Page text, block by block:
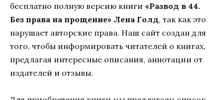
бесплатно полную версию книги «Развод в 44.
Без права на прощение» Лена Голд, так как это
нарушает авторские права. Наш сайт создан для
того, чтобы информировать читателей о книгах,
предлагая интересные описания, аннотации от
издателей и отзывы.